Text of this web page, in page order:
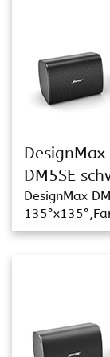
DesignMax
DM5SE
DesignMax